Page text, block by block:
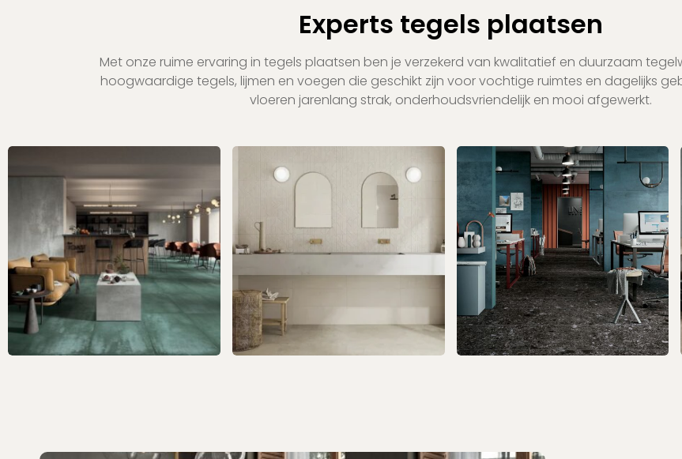
Experts tegels plaatsen
Met onze ruime ervaring in tegels plaatsen ben je verzekerd van kwalitatief en duurzaam
hoogwaardige tegels, lijmen en voegen die geschikt zijn voor vochtige ruimtes en dagelijks
vloeren jarenlang strak, onderhoudsvriendelijk en mooi afgewerkt.